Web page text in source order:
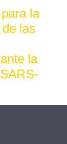
la
las
la